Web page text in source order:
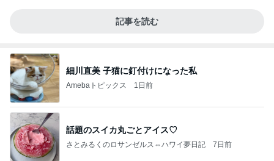
記事を読む
細川直美 子猫に釘付けになった私
Amebaトピックス 1日前
話題のスイカ丸ごとアイス♡
さとみるくのロサンゼルス⇔ハワイ夢日記 7日前